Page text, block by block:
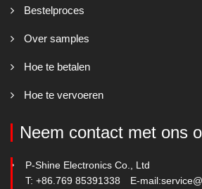
Bestelproces
Over samples
Hoe te betalen
Hoe te vervoeren
Neem contact met ons
P-Shine Electronics Co., Ltd
T: +86.769 85391338
E-mail: